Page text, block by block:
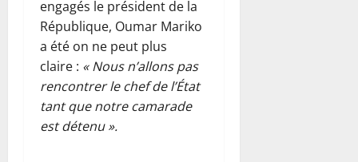
engagés le président de la
République, Oumar Mariko
a été on ne peut plus
claire : « Nous n’allons pas
rencontrer le chef de l’État
tant que notre camarade
est détenu ».